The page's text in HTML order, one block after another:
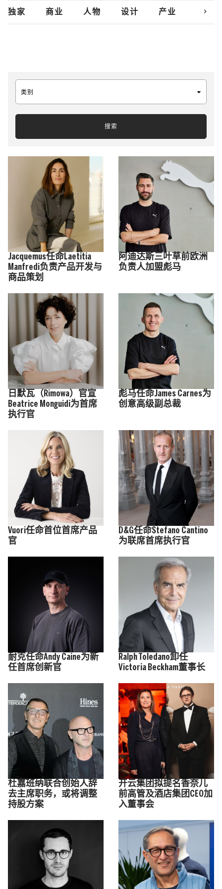
独家 商业 人物 设计 产业 创新
chevron_right
类别
搜索
Jacquemus任命Laetitia
Manfredi负责产品开发与
商品策划
阿迪达斯三叶草前欧洲
负责人加盟彪马
日默瓦（Rimowa）官宣
Beatrice Monguidi为首席
执行官
彪马任命James Carnes为
创意高级副总裁
Vuori任命首位首席产品
官
D&G任命Stefano Cantino
为联席首席执行官
耐克任命Andy Caine为新
任首席创新官
Ralph Toledano卸任
Victoria Beckham董事长
杜嘉班纳联合创始人辞
去主席职务，或将调整
持股方案
开云集团拟提名香奈儿
前高管及酒店集团CEO加
入董事会